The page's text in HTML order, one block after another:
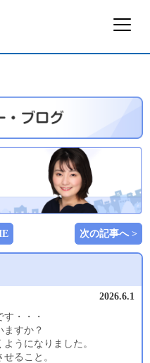
次の記事へ >
2026.6.1
・・・
ますか？
うになりました。
ること。